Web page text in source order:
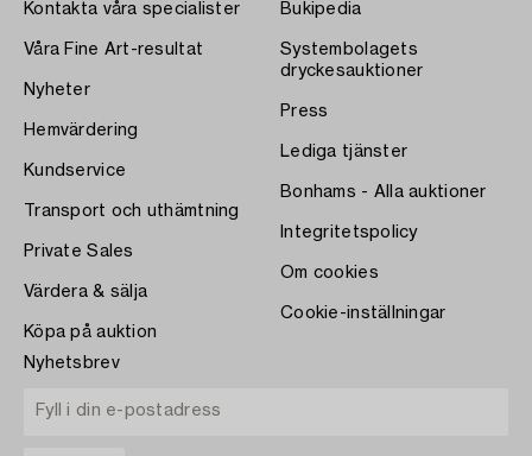
Kontakta våra specialister
Våra Fine Art-resultat
Nyheter
Hemvärdering
Kundservice
Transport och uthämtning
Private Sales
Värdera & sälja
Köpa på auktion
Bukipedia
Systembolagets
dryckesauktioner
Press
Lediga tjänster
Bonhams - Alla auktioner
Integritetspolicy
Om cookies
Cookie-inställningar
Nyhetsbrev